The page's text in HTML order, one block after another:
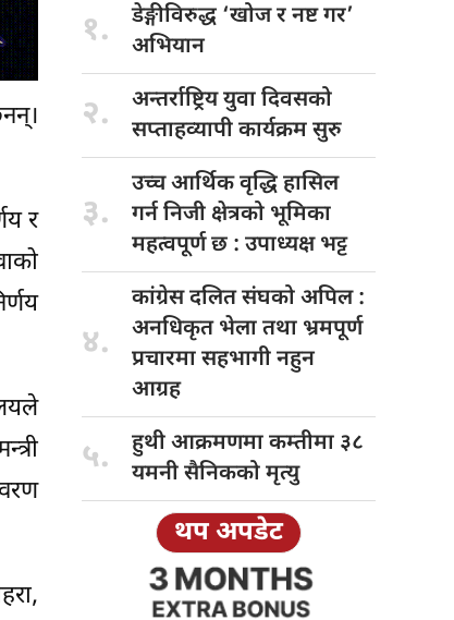
र
१. डेङ्गीविरुद्ध ‘खोजर नष्ट गर’
अभियान
२. अन्तर्राष्ट्रिय युवादिवसको
सप्ताहव्यापी कार्यक्रम सुरु
३.
उच्च आर्थिकवृद्धि हासिल
गर्न निजी क्षेत्रको भूमिका
महत्वपूर्ण छ : उपाध्यक्ष भट्ट
४.
कांग्रेस दलितसंघको अपिल :
अनधिकृत भेला तथा भ्रमपूर्ण
प्रचारमा सहभागी नहुन
आग्रह
५. हुथी आक्रमणमाकम्तीमा ३८
यमनी सैनिकको मृत्यु
थप अपडेट